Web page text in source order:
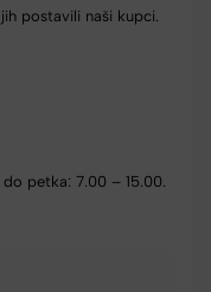
postavili naši kupci.
petka: 7.00 – 15.00.